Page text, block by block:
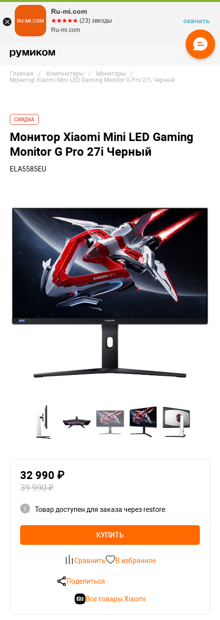
Главная Компьютеры
Мониторы
Монитор Xiaomi Mini LED Gaming Monitor G Pro 27i, Черный
СКИДКА
Монитор Xiaomi Mini LED Gaming
Monitor G Pro 27i Черный
ELA5585EU
32 990 ₽
39 990 ₽
Товар доступен для заказа через restore:
КУПИТЬ
Сравнить В избранное
Поделиться
Все товары Xiaomi
Ru-mi.com
☆☆☆☆☆
★★★★★ (23) звезды
Ru-mi.com
скачать